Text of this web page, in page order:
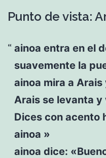
Punto de vista:
ainoa entra en el
suavemente la
ainoa mira a Arais
Arais se levanta y
Dices con acento
ainoa »
ainoa dice: